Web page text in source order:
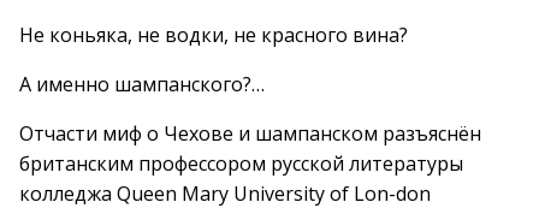
Не коньяка, не водки, не красного вина?
А именно шампанского?…
Отчасти миф о Чехове и шампанском разъяснён
британским профессором русской литературы
колледжа Queen Mary University of Lon-don